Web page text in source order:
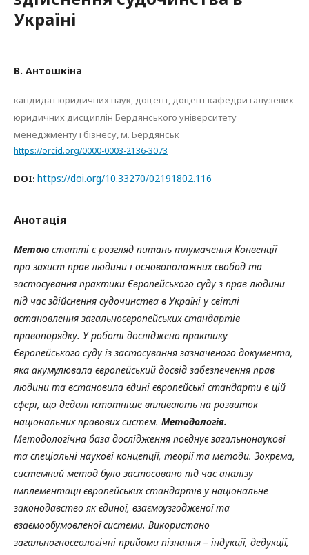
Україні
В. Антошкіна
кандидат юридичних наук, доцент, доцент кафедри галузевих
юридичних дисциплін Бердянського університету
менеджменту і бізнесу, м. Бердянськ
https://orcid.org/0000-0003-2136-3073
DOI: https://doi.org/10.33270/02191802.116
Анотація
Метою статті є розгляд питань тлумачення Конвенції
про захист прав людини і основоположних свобод та
застосування практики Європейського суду з прав людини
під час здійснення судочинства в Україні у світлі
встановлення загальноєвропейських стандартів
правопорядку. У роботі досліджено практику
Європейського суду із застосування зазначеного документа,
яка акумулювала європейський досвід забезпечення прав
людини та встановила єдині європейські стандарти в цій
сфері, що дедалі істотніше впливають на розвиток
національних правових систем. Методологія.
Методологічна база дослідження поєднує загальнонаукові
та спеціальні наукові концепції, теорії та методи. Зокрема,
системний метод було застосовано під час аналізу
імплементації європейських стандартів у національне
законодавство як єдиної, взаємоузгодженої та
взаємообумовленої системи. Використано
загальногносеологічні прийоми пізнання – індукції, дедукції,